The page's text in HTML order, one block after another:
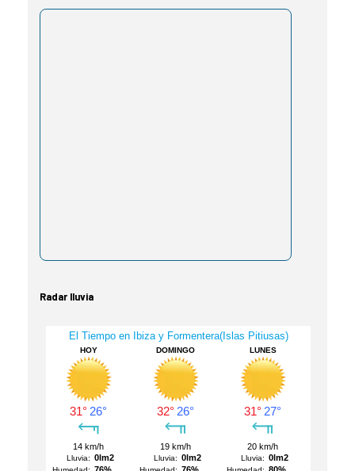
Radar lluvia